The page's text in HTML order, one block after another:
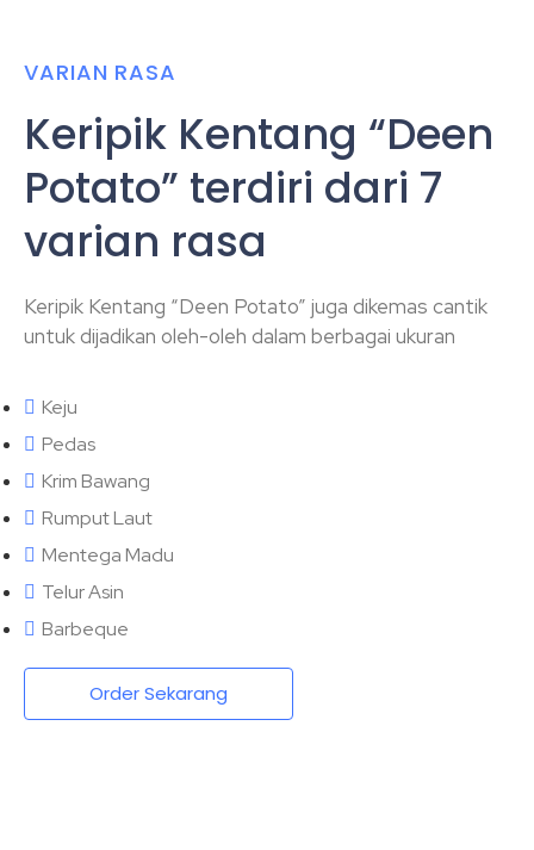
VARIAN RASA
Keripik Kentang “Deen
Potato” terdiri dari 7
varian rasa
Keripik Kentang “Deen Potato” juga dikemas cantik
untuk dijadikan oleh-oleh dalam berbagai ukuran
Keju
Pedas
Krim Bawang
Rumput Laut
Mentega Madu
Telur Asin
Barbeque
Order Sekarang